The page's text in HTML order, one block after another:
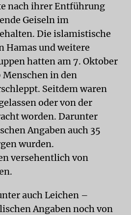
nach ihrer Entführung
Geiseln im
Die islamistische
Hamas und weitere
hatten am 7. Oktober
Menschen in den
Seitdem waren
oder von der
worden. Darunter
Angaben auch 35
wurden.
versehentlich von
auch Leichen –
Angaben noch von